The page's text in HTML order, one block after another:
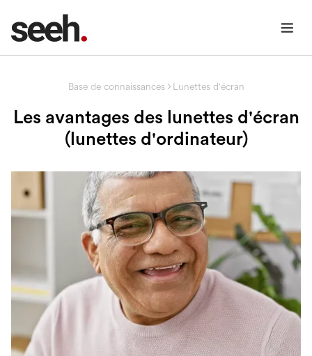
Base de connaissances Lunettes d'écran
Les avantages des lunettes d'écran
(lunettes d'ordinateur)